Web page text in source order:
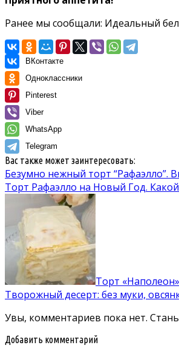
Ранее мы сообщали: Идеальный
ВКонтакте
Одноклассники
Pinterest
Viber
WhatsApp
Telegram
Вас также может заинтересовать:
Безумно нежный торт “Рафаэлло”.
Торт Рафаэлло на Новый Год.
Торт
Творожный десерт: без муки,
Увы, комментариев пока нет.
Добавить комментарий